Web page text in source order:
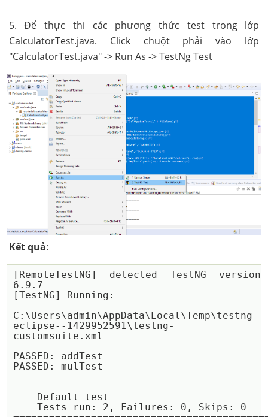
5. Để thực thi các phương thức test trong lớp
CalculatorTest.java. Click chuột phải vào lớp
"CalculatorTest.java" -> Run As -> TestNg Test
Kết quả:
[RemoteTestNG] detected TestNG version
6.9.7
[TestNG] Running:
C:\Users\admin\AppData\Local\Temp\testng-
eclipse--1429952591\testng-
customsuite.xml
PASSED: addTest
PASSED: mulTest
    Tests run: 2, Failures: 0, Skips: 0